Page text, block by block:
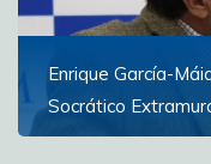
Enrique García-
Socrático